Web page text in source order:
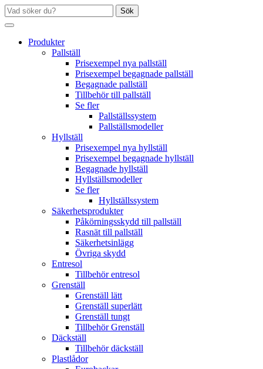
Sök
Produkter
Pallställ
Prisexempel nya pallställ
Prisexempel begagnade pallställ
Begagnade pallställ
Tillbehör till pallställ
Se fler
Pallställssystem
Pallställsmodeller
Hyllställ
Prisexempel nya hyllställ
Prisexempel begagnade hyllställ
Begagnade hyllställ
Hyllställsmodeller
Se fler
Hyllställssystem
Säkerhetsprodukter
Påkörningsskydd till pallställ
Rasnät till pallställ
Säkerhetsinlägg
Övriga skydd
Entresol
Tillbehör entresol
Grenställ
Grenställ lätt
Grenställ superlätt
Grenställ tungt
Tillbehör Grenställ
Däckställ
Tillbehör däckställ
Plastlådor